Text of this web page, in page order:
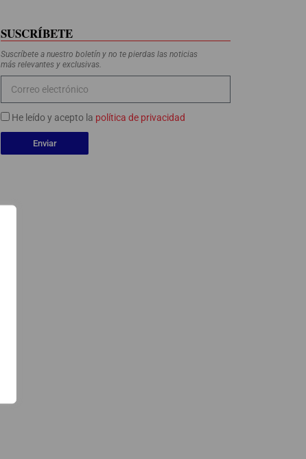
SUSCRÍBETE
Suscríbete a nuestro boletín y no te pierdas las noticias
más relevantes y exclusivas.
He leído y acepto la política de privacidad
Enviar